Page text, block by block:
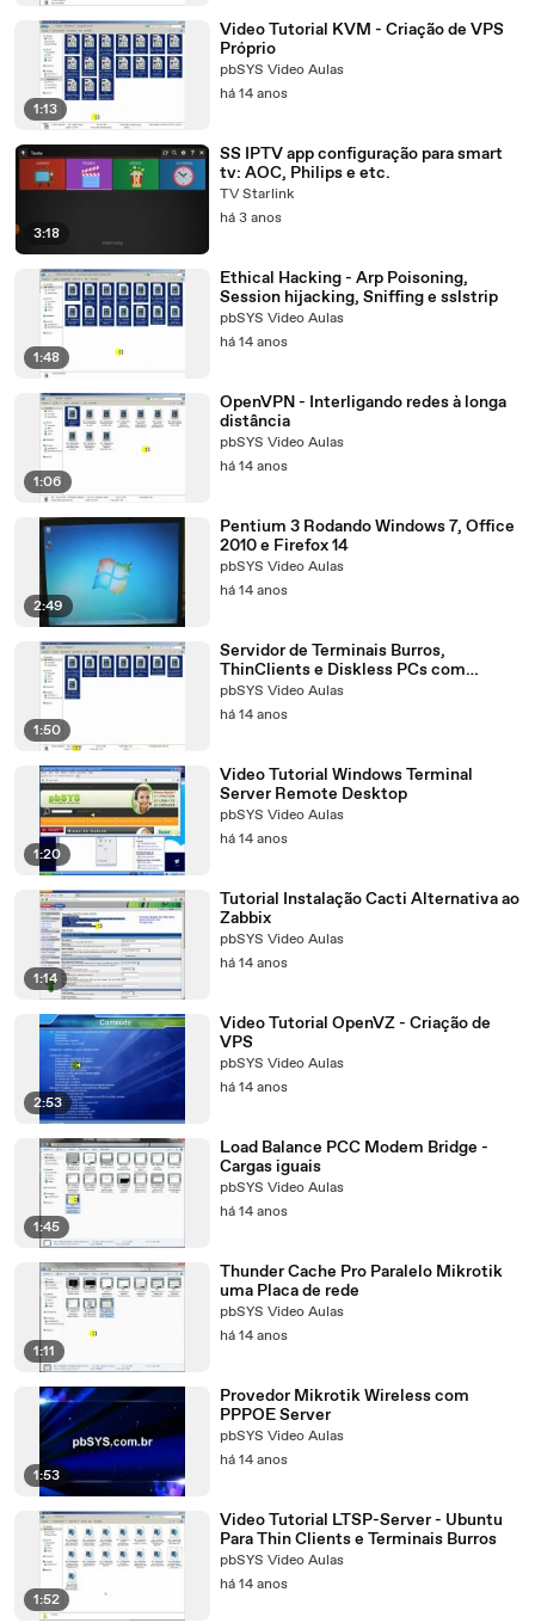
1:13
Video Tutorial KVM - Criação de VPS
Próprio
pbSYS Video Aulas
há 14 anos
3:18
SS IPTV app configuração para smart
tv: AOC, Philips e etc.
TV Starlink
há 3 anos
1:48
Ethical Hacking - Arp Poisoning,
Session hijacking, Sniffing e sslstrip
pbSYS Video Aulas
há 14 anos
1:06
OpenVPN - Interligando redes à longa
distância
pbSYS Video Aulas
há 14 anos
2:49
Pentium 3 Rodando Windows 7, Office
2010 e Firefox 14
pbSYS Video Aulas
há 14 anos
1:50
Servidor de Terminais Burros,
ThinClients e Diskless PCs com
Windows 7
pbSYS Video Aulas
há 14 anos
1:20
Video Tutorial Windows Terminal
Server Remote Desktop
pbSYS Video Aulas
há 14 anos
1:14
Tutorial Instalação Cacti Alternativa ao
Zabbix
pbSYS Video Aulas
há 14 anos
2:53
Video Tutorial OpenVZ - Criação de
VPS
pbSYS Video Aulas
há 14 anos
1:45
Load Balance PCC Modem Bridge -
Cargas iguais
pbSYS Video Aulas
há 14 anos
1:11
Thunder Cache Pro Paralelo Mikrotik
uma Placa de rede
pbSYS Video Aulas
há 14 anos
1:53
Provedor Mikrotik Wireless com
PPPOE Server
pbSYS Video Aulas
há 14 anos
1:52
Video Tutorial LTSP-Server - Ubuntu
Para Thin Clients e Terminais Burros
pbSYS Video Aulas
há 14 anos